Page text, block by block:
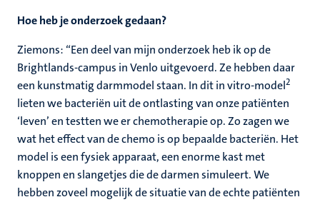
Hoe heb je onderzoek gedaan?
Ziemons: “Een deel van mijn onderzoek heb ik op de
Brightlands-campus in Venlo uitgevoerd. Ze hebben daar
een kunstmatig darmmodel staan. In dit in vitro-model2
lieten we bacteriën uit de ontlasting van onze patiënten
‘leven’ en testten we er chemotherapie op. Zo zagen we
wat het effect van de chemo is op bepaalde bacteriën. Het
model is een fysiek apparaat, een enorme kast met
knoppen en slangetjes die de darmen simuleert. We
hebben zoveel mogelijk de situatie van de echte patiënten